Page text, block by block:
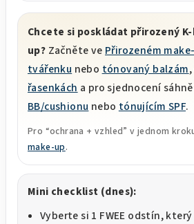
Chcete si poskládat přirozený
up? Začněte ve Přirozeném
tvářenku nebo tónovaný balzám
řasenkách a pro sjednocení
BB/cushionu nebo tónujícím SPF.
Pro “ochrana + vzhled” v jednom
make-up.
Mini checklist (dnes):
Vyberte si 1 FWEE odstín,